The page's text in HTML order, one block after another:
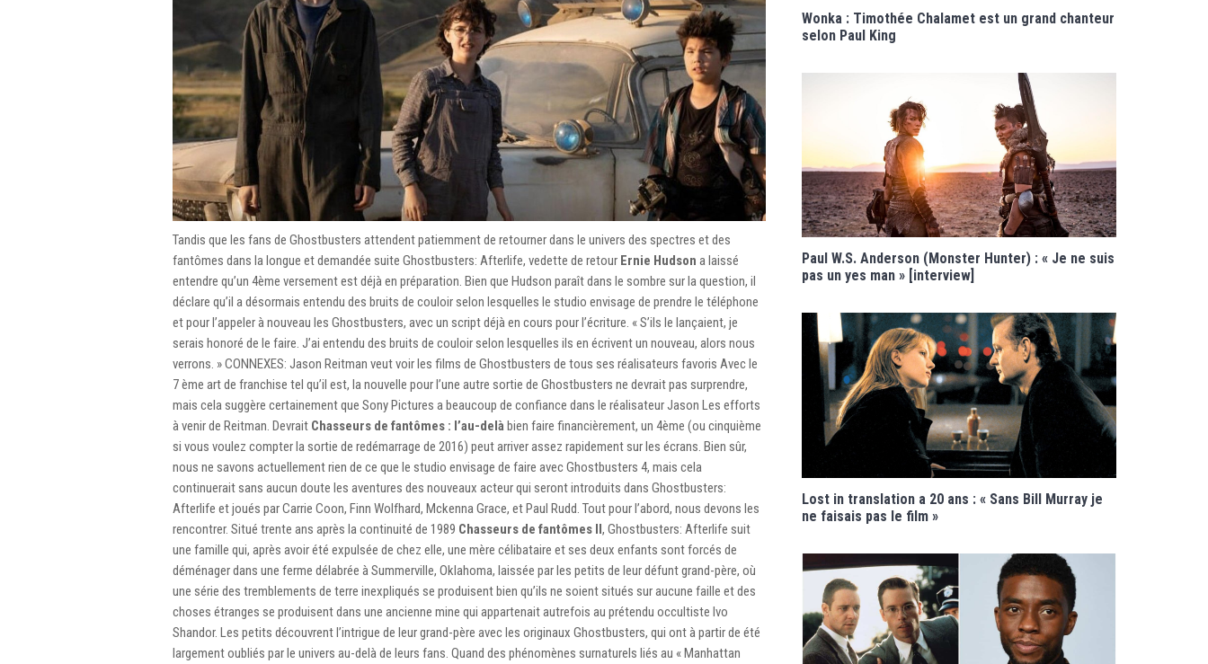
Tandis que les fans de Ghostbusters attendent patiemment de retourner dans le univers des spectres et des
fantômes dans la longue et demandée suite Ghostbusters: Afterlife, vedette de retour Ernie Hudson a laissé
entendre qu’un 4ème versement est déjà en préparation. Bien que Hudson paraît dans le sombre sur la question, il
déclare qu’il a désormais entendu des bruits de couloir selon lesquelles le studio envisage de prendre le téléphone
et pour l’appeler à nouveau les Ghostbusters, avec un script déjà en cours pour l’écriture. « S’ils le lançaient, je
serais honoré de le faire. J’ai entendu des bruits de couloir selon lesquelles ils en écrivent un nouveau, alors nous
verrons. » CONNEXES: Jason Reitman veut voir les films de Ghostbusters de tous ses réalisateurs favoris Avec le
7 ème art de franchise tel qu’il est, la nouvelle pour l’une autre sortie de Ghostbusters ne devrait pas surprendre,
mais cela suggère certainement que Sony Pictures a beaucoup de confiance dans le réalisateur Jason Les efforts
à venir de Reitman. Devrait Chasseurs de fantômes : l’au-delà bien faire financièrement, un 4ème (ou cinquième
si vous voulez compter la sortie de redémarrage de 2016) peut arriver assez rapidement sur les écrans. Bien sûr,
nous ne savons actuellement rien de ce que le studio envisage de faire avec Ghostbusters 4, mais cela
continuerait sans aucun doute les aventures des nouveaux acteur qui seront introduits dans Ghostbusters:
Afterlife et joués par Carrie Coon, Finn Wolfhard, Mckenna Grace, et Paul Rudd. Tout pour l’abord, nous devons les
rencontrer. Situé trente ans après la continuité de 1989 Chasseurs de fantômes II, Ghostbusters: Afterlife suit
une famille qui, après avoir été expulsée de chez elle, une mère célibataire et ses deux enfants sont forcés de
déménager dans une ferme délabrée à Summerville, Oklahoma, laissée par les petits de leur défunt grand-père, où
une série des tremblements de terre inexpliqués se produisent bien qu’ils ne soient situés sur aucune faille et des
choses étranges se produisent dans une ancienne mine qui appartenait autrefois au prétendu occultiste Ivo
Shandor. Les petits découvrent l’intrigue de leur grand-père avec les originaux Ghostbusters, qui ont à partir de été
largement oubliés par le univers au-delà de leurs fans. Quand des phénomènes surnaturels liés au « Manhattan
Wonka : Timothée Chalamet est un grand chanteur
selon Paul King
Paul W.S. Anderson (Monster Hunter) : « Je ne suis
pas un yes man » [interview]
Lost in translation a 20 ans : « Sans Bill Murray je
ne faisais pas le film »